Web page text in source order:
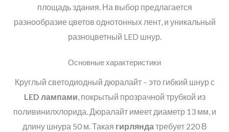
площадь здания. На выбор предлагается
разнообразие цветов однотонных лент, и уникальный
разноцветный LED шнур.
Основные характеристики
Круглый светодиодный дюралайт – это гибкий шнур с
LED лампами, покрытый прозрачной трубкой из
поливинилхлорида. Дюралайт имеет диаметр 13 мм, и
длину шнура 50 м. Такая гирляндатребует 220 В